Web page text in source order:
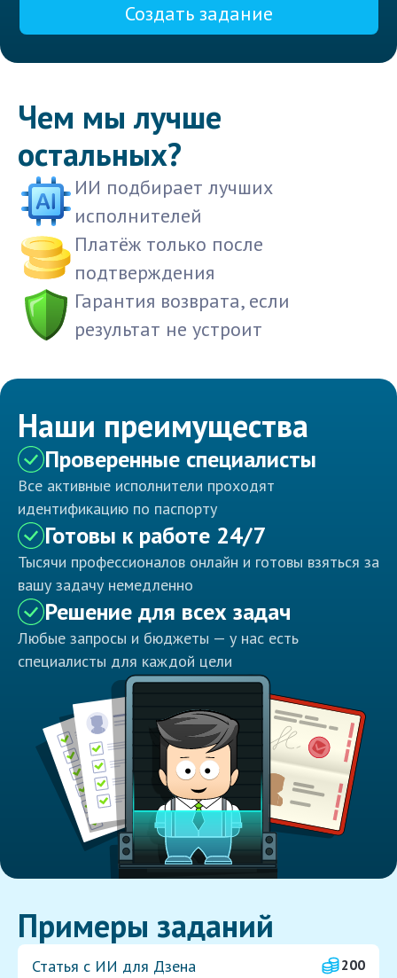
Создать задание
Чем мы лучше
остальных?
ИИ подбирает лучших
исполнителей
Платёж только после
подтверждения
Гарантия возврата, если
результат не устроит
Наши преимущества
Проверенные специалисты
Все активные исполнители проходят
идентификацию по паспорту
Готовы к работе 24/7
Тысячи профессионалов онлайн и готовы взяться за
вашу задачу немедленно
Решение для всех задач
Любые запросы и бюджеты — у нас есть
специалисты для каждой цели
Примеры заданий
Статья с ИИ для Дзена
200